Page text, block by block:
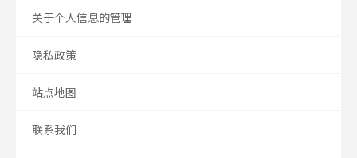
关于个人信息的管理
隐私政策
站点地图
联系我们